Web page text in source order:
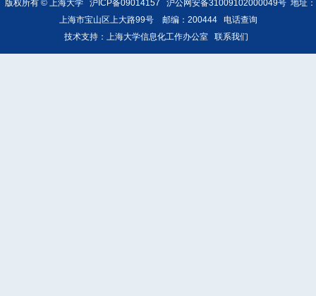
版权所有 ©上海大学 沪ICP备09014157 沪公网安备31009102000049号地址：
上海市宝山区上大路99号 邮编：200444 电话查询
技术支持： 上海大学信息化工作办公室 联系我们